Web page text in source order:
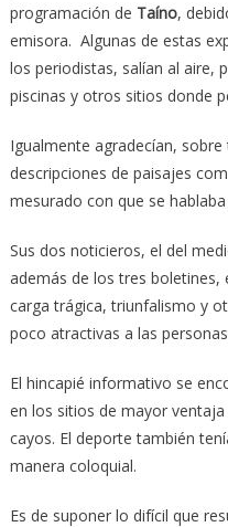
programación de Taíno,
emisora. Algunas de estas
los periodistas, salían al aire,
piscinas y otros sitios donde
Igualmente agradecían,
descripciones de paisajes
mesurado con que se
Sus dos noticieros, el del
además de los tres
carga trágica, triunfalismo y
poco atractivas a las
El hincapié informativo se
en los sitios de mayor
cayos. El deporte también
manera coloquial.
Es de suponer lo difícil que